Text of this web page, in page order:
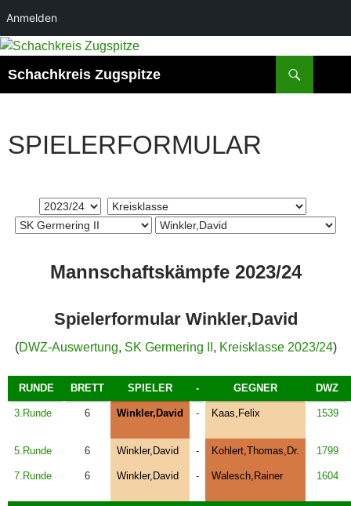
Anmelden
Zum
springen
Schachkreis Zugspitze
SPIELERFORMULAR
Mannschaftskämpfe 2023/24
Spielerformular Winkler,David
(DWZ-Auswertung, SK Germering II , Kreisklasse 2023/24)
RUNDE BRETT SPIELER - GEGNER DWZ
3.Runde 6 Winkler,David - Kaas,Felix 1539
5.Runde 6 Winkler,David - Kohlert,Thomas,Dr. 1799
7.Runde 6 Winkler,David - Walesch,Rainer 1604